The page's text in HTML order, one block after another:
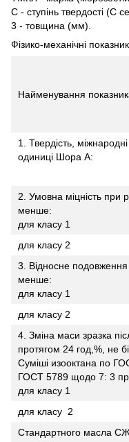
С - ступінь твердості (С
3 - товщина (мм).
Фізико-механічні
Найменування
1. Твердість,
одиниці Шора А:
2. Умовна міцність при
менше:
для класу 1
для класу 2
3. Відносне
менше:
для класу 1
для класу 2
4. Зміна маси зразка
протягом 24 год,%, не
Суміші изооктана по
ГОСТ 5789 щодо 7: 3
для класу 1
для класу 2
Стандартного масла